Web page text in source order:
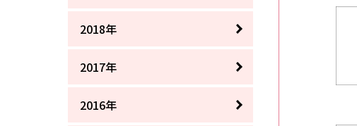
2018年
2017年
2016年